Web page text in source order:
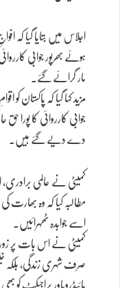
اجلاس میں بتایا گیا کہ
مار گرائے گئے۔
جوابی کارروائی کا پورا
دے دیے گئے ہیں۔
کمیٹی نے عالمی برادری،
مطالبہ کیا کہ وہ بھارت کی
اسے جوابدہ ٹھہرائیں۔
کمیٹی نے اس بات پر
صرف شہری زندگی، بلکہ
ہائیڈروپاور پراجیکٹ